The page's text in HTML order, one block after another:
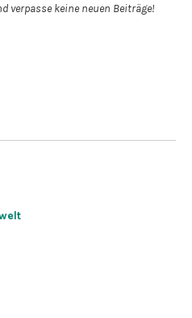
verpasse keine neuen Beiträge!